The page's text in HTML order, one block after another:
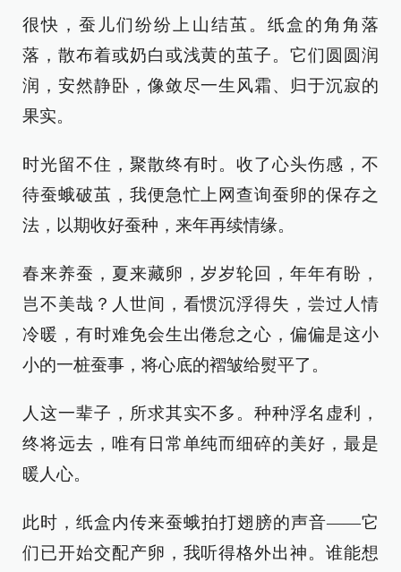
很快，蚕儿们纷纷上山结茧。纸盒的角角落
落，散布着或奶白或浅黄的茧子。它们圆圆润
润，安然静卧，像敛尽一生风霜、归于沉寂的
果实。
时光留不住，聚散终有时。收了心头伤感，不
待蚕蛾破茧，我便急忙上网查询蚕卵的保存之
法，以期收好蚕种，来年再续情缘。
春来养蚕，夏来藏卵，岁岁轮回，年年有盼，
岂不美哉？人世间，看惯沉浮得失，尝过人情
冷暖，有时难免会生出倦怠之心，偏偏是这小
小的一桩蚕事，将心底的褶皱给熨平了。
人这一辈子，所求其实不多。种种浮名虚利，
终将远去，唯有日常单纯而细碎的美好，最是
暖人心。
此时，纸盒内传来蚕蛾拍打翅膀的声音——它
们已开始交配产卵，我听得格外出神。谁能想